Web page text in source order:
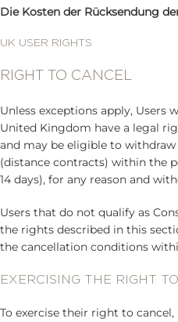
Die Kosten der Rücksendung
UK USER RIGHTS
RIGHT TO CANCEL
Unless exceptions apply, Users
United Kingdom have a legal
and may be eligible to
(distance contracts) within the
14 days), for any reason and
Users that do not qualify as
the rights described in this
the cancellation conditions
EXERCISING THE RIGHT
To exercise their right to